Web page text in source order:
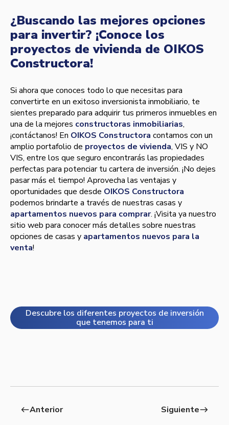
¿Buscando las mejores opciones
para invertir? ¡Conoce los
proyectos de vivienda de OIKOS
Constructora!
Si ahora que conoces todo lo que necesitas para
convertirte en un exitoso inversionista inmobiliario, te
sientes preparado para adquirir tus primeros inmuebles en
una de la mejores constructoras inmobiliarias,
¡contáctanos! En OIKOS Constructora contamos con un
amplio portafolio de proyectos de vivienda, VIS y NO
VIS, entre los que seguro encontrarás las propiedades
perfectas para potenciar tu cartera de inversión. ¡No dejes
pasar más el tiempo! Aprovecha las ventajas y
oportunidades que desde OIKOS Constructora
podemos brindarte a través de nuestras casas y
apartamentos nuevos para comprar. ¡Visita ya nuestro
sitio web para conocer más detalles sobre nuestras
opciones de casas y apartamentos nuevos para la
venta!
Descubre los diferentes proyectos de inversión
que tenemos para ti
westAnterior Siguienteeast